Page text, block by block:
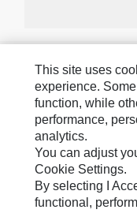
Caterpillar.com
Связаться С Caterpillar
Карта Сайта
Cookie Settings
This site uses
experience.
function, while
performance,
analytics.
You can adjust
Cookie Settings.
By selecting I
functional,